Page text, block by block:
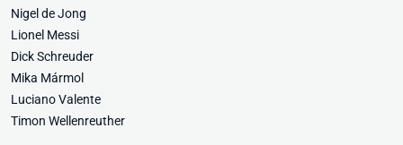
Nigel de Jong
Lionel Messi
Dick Schreuder
Mika Mármol
Luciano Valente
Timon Wellenreuther